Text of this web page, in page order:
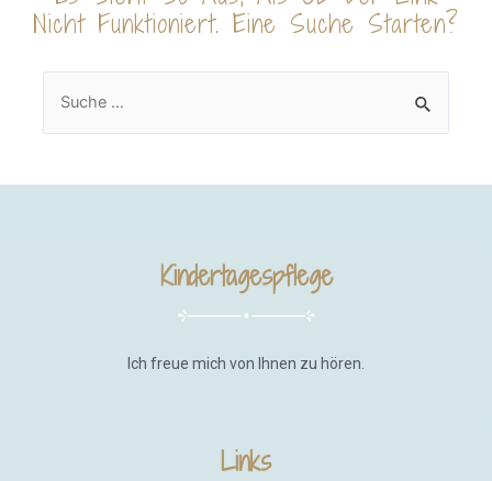
Nicht Funktioniert. Eine Suche Starten?
Kindertagespflege
Ich freue mich von Ihnen zu hören.
Links